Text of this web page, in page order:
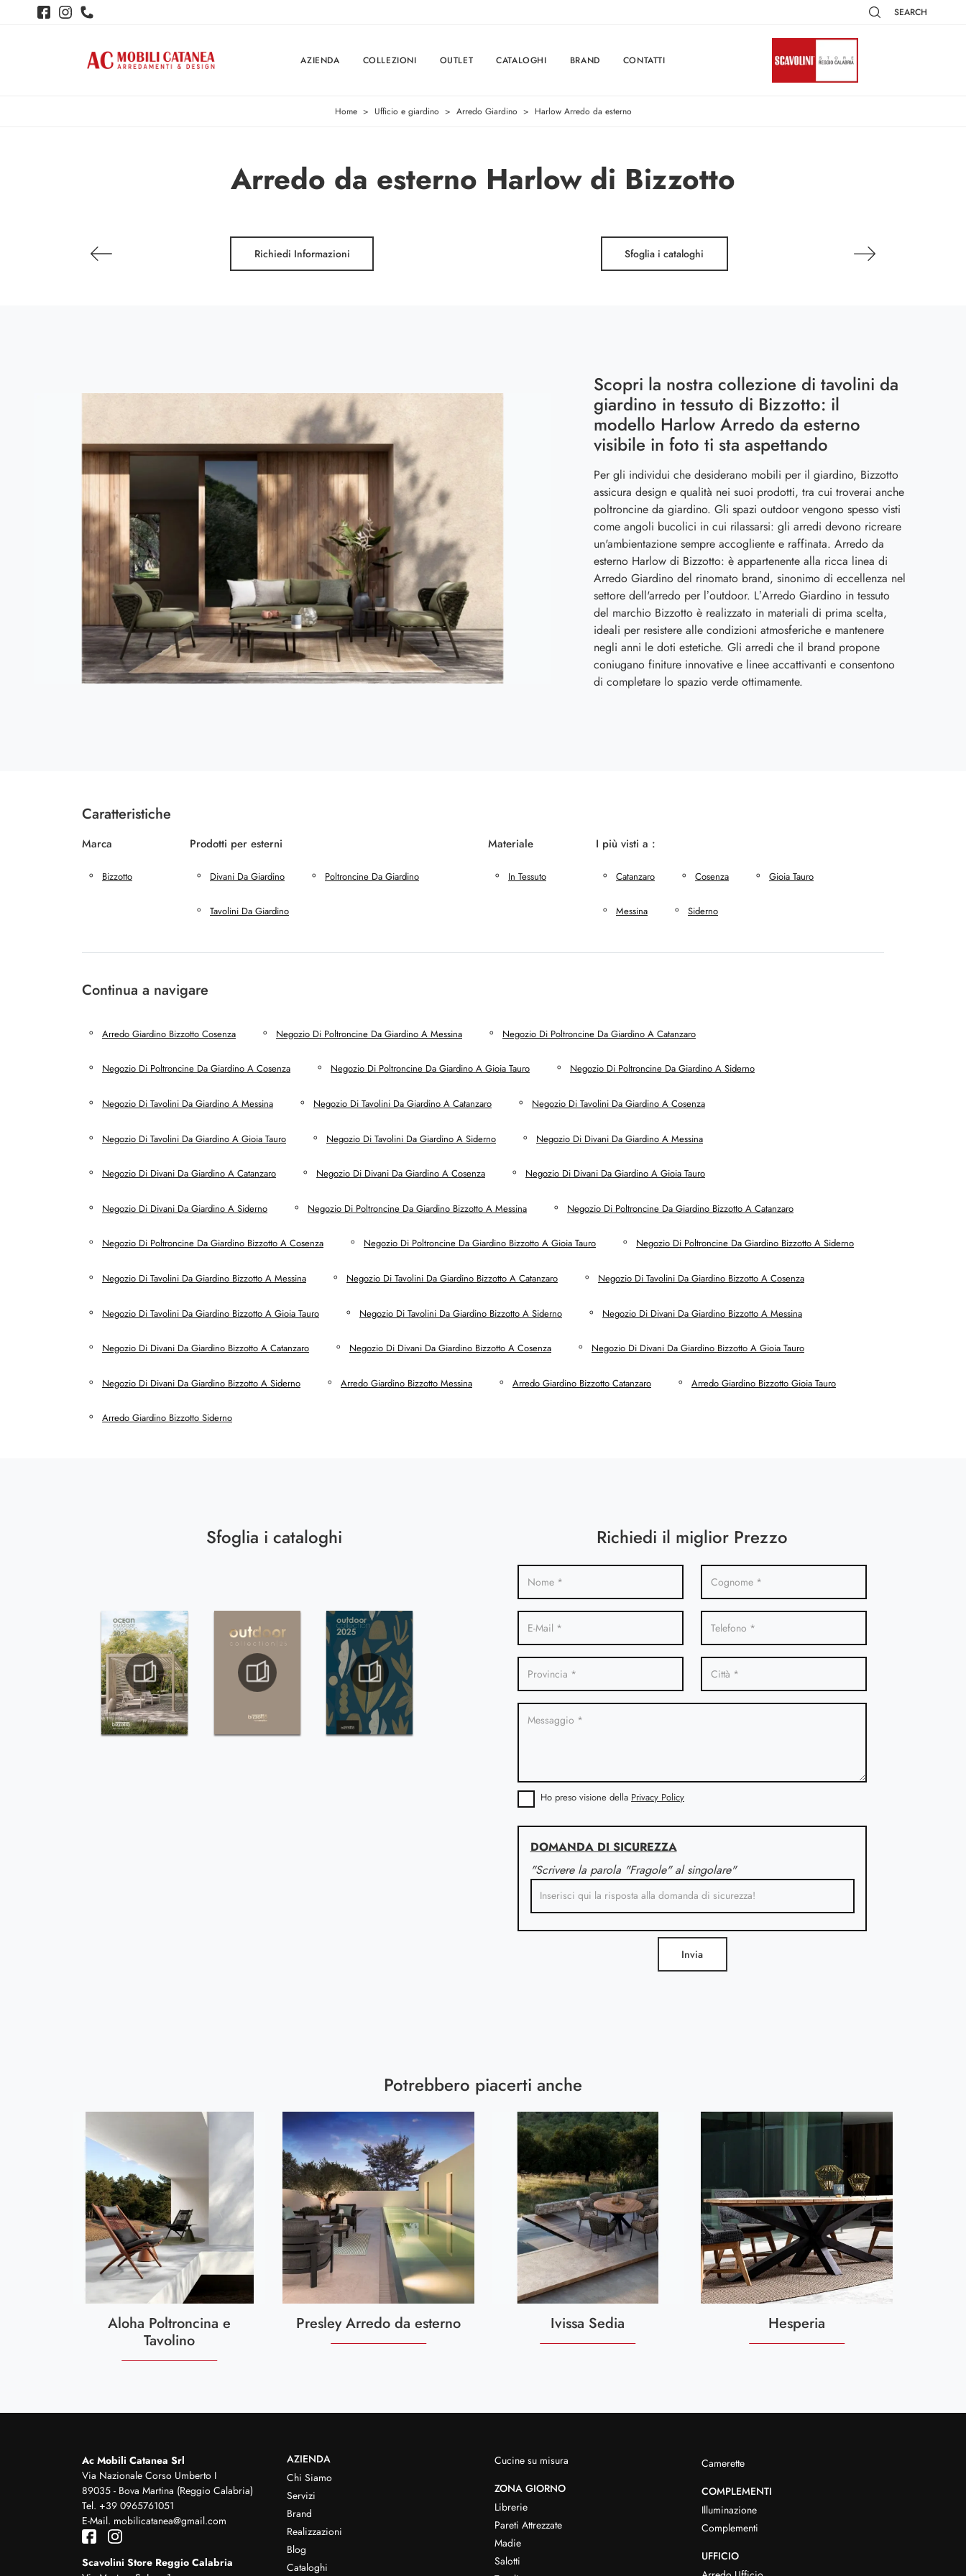
SEARCH
AZIENDA COLLEZIONI OUTLET CATALOGHI BRAND CONTATTI
Home > Ufficio e giardino > Arredo Giardino > Harlow Arredo da esterno
Arredo da esterno Harlow di Bizzotto
Richiedi Informazioni Sfoglia i cataloghi
Scopri la nostra collezione di tavolini da
giardino in tessuto di Bizzotto: il
modello Harlow Arredo da esterno
visibile in foto ti sta aspettando
Per gli individui che desiderano mobili per il giardino, Bizzotto
assicura design e qualità nei suoi prodotti, tra cui troverai anche
poltroncine da giardino. Gli spazi outdoor vengono spesso visti
come angoli bucolici in cui rilassarsi: gli arredi devono ricreare
un'ambientazione sempre accogliente e raffinata. Arredo da
esterno Harlow di Bizzotto: è appartenente alla ricca linea di
Arredo Giardino del rinomato brand, sinonimo di eccellenza nel
settore dell'arredo per l’outdoor. L’Arredo Giardino in tessuto
del marchio Bizzotto è realizzato in materiali di prima scelta,
ideali per resistere alle condizioni atmosferiche e mantenere
negli anni le doti estetiche. Gli arredi che il brand propone
coniugano finiture innovative e linee accattivanti e consentono
di completare lo spazio verde ottimamente.
Caratteristiche
Marca
Bizzotto
Prodotti per esterni
Divani Da Giardino Poltroncine Da Giardino
Tavolini Da Giardino
Materiale
In Tessuto
I più visti a :
Catanzaro Cosenza Gioia Tauro
Messina Siderno
Continua a navigare
Arredo Giardino Bizzotto Cosenza Negozio Di Poltroncine Da Giardino A Messina Negozio Di Poltroncine Da Giardino A Catanzaro
Negozio Di Poltroncine Da Giardino A Cosenza Negozio Di Poltroncine Da Giardino A Gioia Tauro Negozio Di Poltroncine Da Giardino A Siderno
Negozio Di Tavolini Da Giardino A Messina Negozio Di Tavolini Da Giardino A Catanzaro Negozio Di Tavolini Da Giardino A Cosenza
Negozio Di Tavolini Da Giardino A Gioia Tauro Negozio Di Tavolini Da Giardino A Siderno Negozio Di Divani Da Giardino A Messina
Negozio Di Divani Da Giardino A Catanzaro Negozio Di Divani Da Giardino A Cosenza Negozio Di Divani Da Giardino A Gioia Tauro
Negozio Di Divani Da Giardino A Siderno Negozio Di Poltroncine Da Giardino Bizzotto A Messina Negozio Di Poltroncine Da Giardino Bizzotto A Catanzaro
Negozio Di Poltroncine Da Giardino Bizzotto A Cosenza Negozio Di Poltroncine Da Giardino Bizzotto A Gioia Tauro Negozio Di Poltroncine Da Giardino Bizzotto A Siderno
Negozio Di Tavolini Da Giardino Bizzotto A Messina Negozio Di Tavolini Da Giardino Bizzotto A Catanzaro Negozio Di Tavolini Da Giardino Bizzotto A Cosenza
Negozio Di Tavolini Da Giardino Bizzotto A Gioia Tauro Negozio Di Tavolini Da Giardino Bizzotto A Siderno Negozio Di Divani Da Giardino Bizzotto A Messina
Negozio Di Divani Da Giardino Bizzotto A Catanzaro Negozio Di Divani Da Giardino Bizzotto A Cosenza Negozio Di Divani Da Giardino Bizzotto A Gioia Tauro
Negozio Di Divani Da Giardino Bizzotto A Siderno Arredo Giardino Bizzotto Messina Arredo Giardino Bizzotto Catanzaro Arredo Giardino Bizzotto Gioia Tauro
Arredo Giardino Bizzotto Siderno
Sfoglia i cataloghi Richiedi il miglior Prezzo
Ho preso visione della Privacy Policy
DOMANDA DI SICUREZZA
"Scrivere la parola "Fragole" al singolare"
Invia
Potrebbero piacerti anche
Aloha Poltroncina e
Tavolino
Presley Arredo da esterno Ivissa Sedia Hesperia
Ac Mobili Catanea Srl
Via Nazionale Corso Umberto I
89035 - Bova Martina (Reggio Calabria)
Tel. +39 0965761051
E-Mail. mobilicatanea@gmail.com
Scavolini Store Reggio Calabria
AZIENDA
Chi Siamo
Servizi
Brand
Realizzazioni
Blog
Cataloghi
Cucine su misura
ZONA GIORNO
Librerie
Pareti Attrezzate
Madie
Salotti
Camerette
COMPLEMENTI
Illuminazione
Complementi
UFFICIO